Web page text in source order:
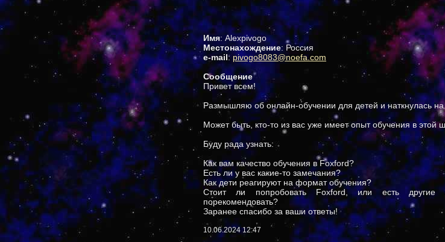
Имя: Alexpivogo
Местонахождение: Россия
e-mail:pivogo8083@noefa.com
Сообщение
Привет всем!
Размышляю об онлайн-обучении для детей и наткнулась
Может быть, кто-то из вас уже имеет опыт обучения в этой
Буду рада узнать:
Как вам качество обучения в Foxford?
Есть ли у вас какие-то замечания?
Как дети реагируют на формат обучения?
Стоит ли попробовать Foxford, или есть другие
порекомендовать?
Заранее спасибо за ваши ответы!
10.06.2024 12:47